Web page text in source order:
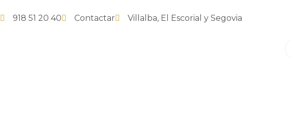
918 51 20 40 Contactar Villalba, El Escorial y Segovia